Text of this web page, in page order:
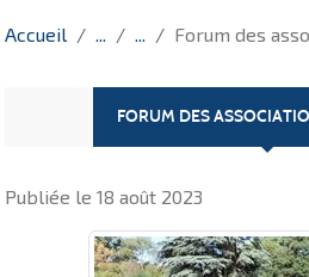
Accueil Forum des
FORUM DES
Publiée le 18 août 2023